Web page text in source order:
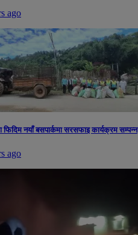
ago
फिदिम नयाँ बसपार्कमा सरसफाइ कार्यक्रम सम्पन्न
ago